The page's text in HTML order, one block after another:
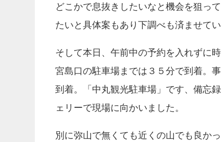
どこかで息抜きしたいなと機会を狙っ
たいと具体案もあり下調べも済ませてい
そして本日、午前中の予約を入れずに
宮島口の駐車場までは３５分で到着。
到着。「中丸観光駐車場」です、備忘
ェリーで現場に向かいました。
別に弥山で無くても近くの山でも良か